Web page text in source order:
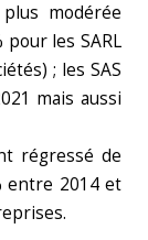
modérée
pour les SARL
; les SAS
mais aussi
régressé de
entre 2014 et